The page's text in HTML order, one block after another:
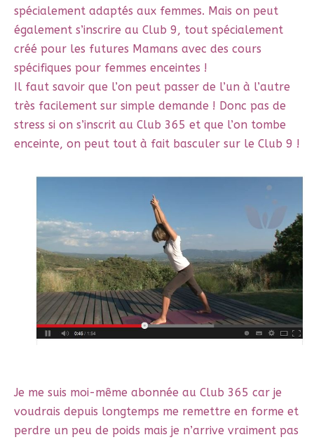
spécialement adaptés aux femmes. Mais on peut
également s’inscrire au Club 9, tout spécialement
créé pour les futures Mamans avec des cours
spécifiques pour femmes enceintes !
Il faut savoir que l’on peut passer de l’un à l’autre
très facilement sur simple demande ! Donc pas de
stress si on s’inscrit au Club 365 et que l’on tombe
enceinte, on peut tout à fait basculer sur le Club 9 !
Je me suis moi-même abonnée au Club 365 car je
voudrais depuis longtemps me remettre en forme et
perdre un peu de poids mais je n’arrive vraiment pas